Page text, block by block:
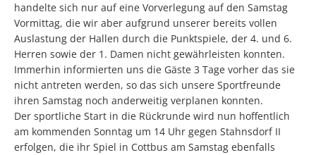
handelte sich nur auf eine Vorverlegung auf den Samstag
Vormittag, die wir aber aufgrund unserer bereits vollen
Auslastung der Hallen durch die Punktspiele, der 4. und 6.
Herren sowie der 1. Damen nicht gewährleisten konnten.
Immerhin informierten uns die Gäste 3 Tage vorher das sie
nicht antreten werden, so das sich unsere Sportfreunde
ihren Samstag noch anderweitig verplanen konnten.
Der sportliche Start in die Rückrunde wird nun hoffentlich
am kommenden Sonntag um 14 Uhr gegen Stahnsdorf II
erfolgen, die ihr Spiel in Cottbus am Samstag ebenfalls